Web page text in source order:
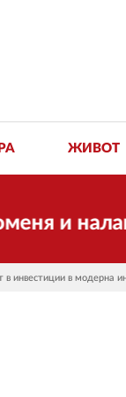
ЖИВОТ
в инвестиции в модерна